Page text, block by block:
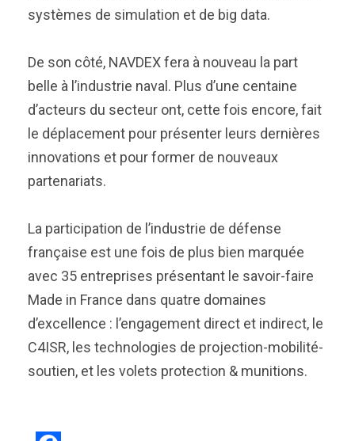
systèmes de simulation et de big data.
De son côté, NAVDEX fera à nouveau la part
belle à l’industrie naval. Plus d’une centaine
d’acteurs du secteur ont, cette fois encore, fait
le déplacement pour présenter leurs dernières
innovations et pour former de nouveaux
partenariats.
La participation de l’industrie de défense
française est une fois de plus bien marquée
avec 35 entreprises présentant le savoir-faire
Made in France dans quatre domaines
d’excellence : l’engagement direct et indirect, le
C4ISR, les technologies de projection-mobilité-
soutien, et les volets protection & munitions.